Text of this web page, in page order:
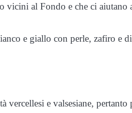
al Fondo e che ci aiutano
e giallo con perle, zafiro e
vercellesi e valsesiane, pertanto